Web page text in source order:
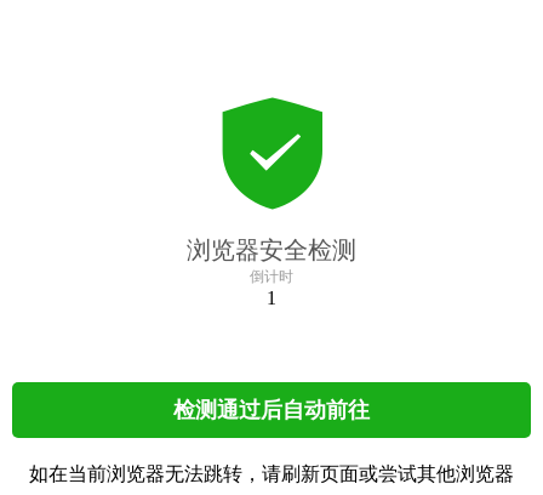
浏览器安全检测
倒计时
1
检测通过后自动前往
如在当前浏览器无法跳转，请刷新页面或尝试其他浏览器